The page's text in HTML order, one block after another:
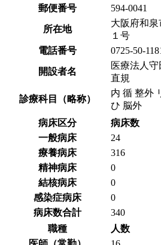
郵便番号
594-0041
所在地
大阪府和
１号
電話番号
0725-50-
開設者名
医療法人
直規
診療科目（略称）
内 循 整外
ひ 脳外
病床区分
病床数
一般病床
24
療養病床
316
精神病床
0
結核病床
0
感染症病床
0
病床数合計
340
職種
人数